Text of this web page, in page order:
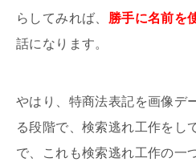
らしてみれば、 勝手に名前を
話になります。
やはり、特商法表記を画像デ
る段階で、検索逃れ工作をし
で、これも検索逃れ工作の一